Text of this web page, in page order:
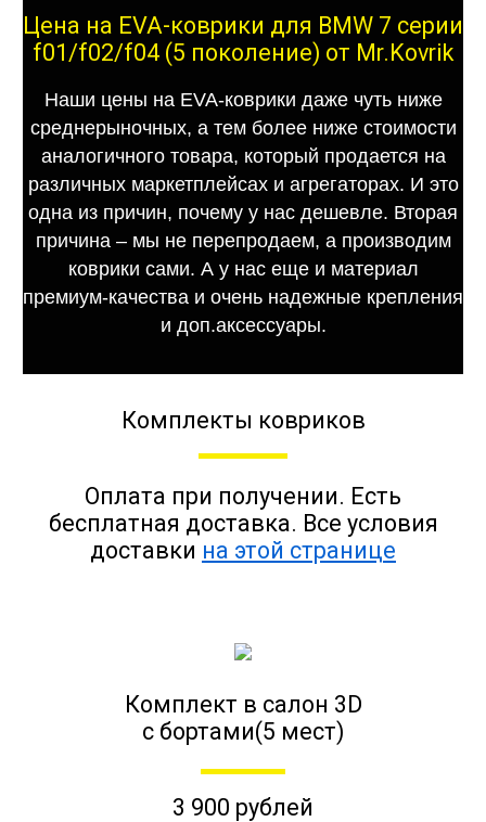
Цена на EVA-коврики для BMW 7 серии
f01/f02/f04 (5 поколение) от Mr.Kovrik
Наши цены на EVA-коврики даже чуть ниже
среднерыночных, а тем более ниже стоимости
аналогичного товара, который продается на
различных маркетплейсах и агрегаторах. И это
одна из причин, почему у нас дешевле. Вторая
причина – мы не перепродаем, а производим
коврики сами. А у нас еще и материал
премиум-качества и очень надежные крепления
и доп.аксессуары.
Комплекты ковриков
Оплата при получении. Есть
бесплатная доставка. Все условия
доставки на этой странице
Комплект в салон 3D
с бортами(5 мест)
3 900 рублей